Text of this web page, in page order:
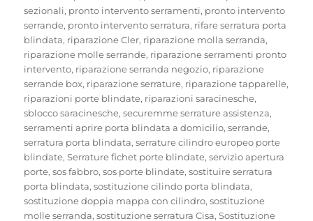
sezionali, pronto intervento serramenti, pronto intervento
serrande, pronto intervento serratura, rifare serratura porta
blindata, riparazione Cler, riparazione molla serranda,
riparazione molle serrande, riparazione serramenti pronto
intervento, riparazione serranda negozio, riparazione
serrande box, riparazione serrature, riparazione tapparelle,
riparazioni porte blindate, riparazioni saracinesche,
sblocco saracinesche,securemme serrature assistenza,
serramenti aprire porta blindata a domicilio,serrande,
serratura porta blindata,serrature cilindro europeo porte
blindate,Serrature fichet porte blindate,servizio apertura
porte,sos fabbro,sos porte blindate,sostituire serratura
porta blindata,sostituzione cilindo porta blindata,
sostituzione doppia mappa con cilindro,sostituzione
molle serranda,sostituzione serratura Cisa,Sostituzione